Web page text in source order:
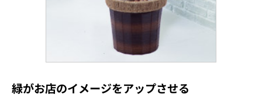
緑がお店のイメージをアップさせる